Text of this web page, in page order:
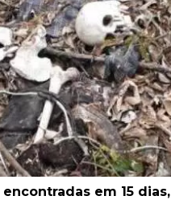
em 15 dias,